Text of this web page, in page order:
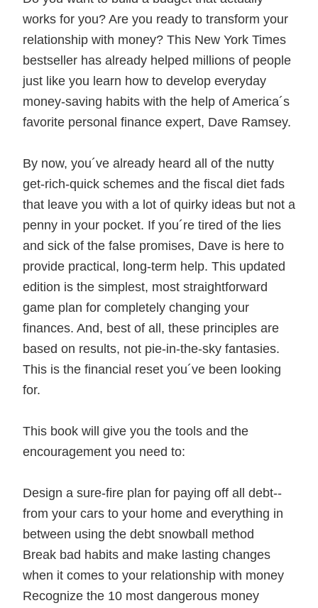
works for you? Are you ready to transform your
relationship with money? This New York Times
bestseller has already helped millions of people
just like you learn how to develop everyday
money-saving habits with the help of America´s
favorite personal finance expert, Dave Ramsey.
By now, you´ve already heard all of the nutty
get-rich-quick schemes and the fiscal diet fads
that leave you with a lot of quirky ideas but not a
penny in your pocket. If you´re tired of the lies
and sick of the false promises, Dave is here to
provide practical, long-term help. This updated
edition is the simplest, most straightforward
game plan for completely changing your
finances. And, best of all, these principles are
based on results, not pie-in-the-sky fantasies.
This is the financial reset you´ve been looking
for.
This book will give you the tools and the
encouragement you need to:
Design a sure-fire plan for paying off all debt--
from your cars to your home and everything in
between using the debt snowball method
Break bad habits and make lasting changes
when it comes to your relationship with money
Recognize the 10 most dangerous money